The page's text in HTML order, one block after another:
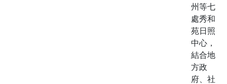
州等七
處秀和
苑日照
中心，
結合地
方政
府、社